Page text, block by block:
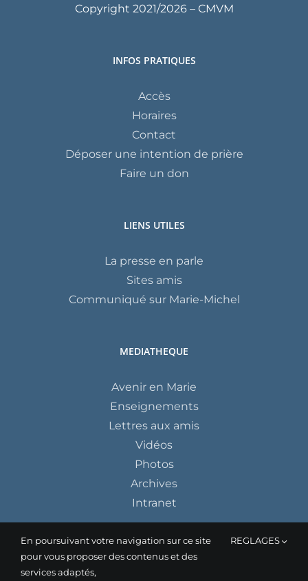
Copyright 2021/2026 – CMVM
INFOS PRATIQUES
Accès
Horaires
Contact
Déposer une intention de prière
Faire un don
LIENS UTILES
La presse en parle
Sites amis
Communiqué sur Marie-Michel
MEDIATHEQUE
Avenir en Marie
Enseignements
Lettres aux amis
Vidéos
Photos
Archives
Intranet
En poursuivant votre navigation sur ce site
pour vous proposer des contenus et des
services adaptés,
REGLAGES